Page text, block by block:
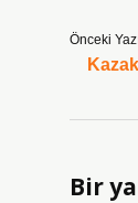
Önceki
Bir